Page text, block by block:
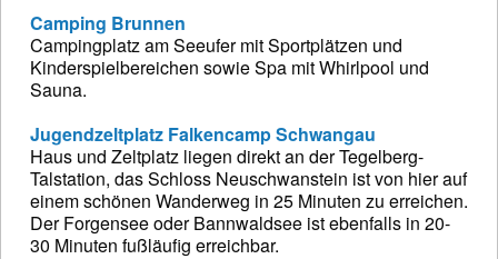
Camping Brunnen
Campingplatz am Seeufer mit Sportplätzen und
Kinderspielbereichen sowie Spa mit Whirlpool und
Sauna.
Jugendzeltplatz Falkencamp Schwangau
Haus und Zeltplatz liegen direkt an der Tegelberg-
Talstation, das Schloss Neuschwanstein ist von hier auf
einem schönen Wanderweg in 25 Minuten zu erreichen.
Der Forgensee oder Bannwaldsee ist ebenfalls in 20-
30 Minuten fußläufig erreichbar.